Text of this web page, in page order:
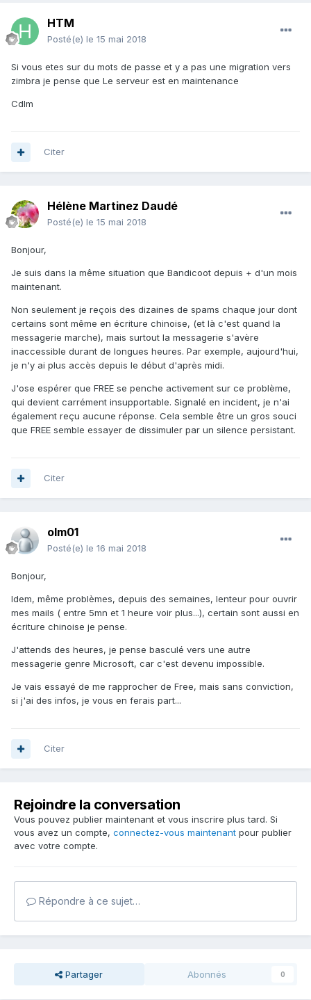
HTM
Posté(e) le 15 mai 2018
Si vous etes sur du mots de passe et y a pas une migration vers
zimbra je pense que Le serveur est en maintenance
Cdlm
Citer
Hélène Martinez Daudé
Posté(e) le 15 mai 2018
Bonjour,
Je suis dans la même situation que Bandicoot depuis + d'un mois
maintenant.
Non seulement je reçois des dizaines de spams chaque jour dont
certains sont même en écriture chinoise, (et là c'est quand la
messagerie marche), mais surtout la messagerie s'avère
inaccessible durant de longues heures. Par exemple, aujourd'hui,
je n'y ai plus accès depuis le début d'après midi.
J'ose espérer que FREE se penche activement sur ce problème,
qui devient carrément insupportable. Signalé en incident, je n'ai
également reçu aucune réponse. Cela semble être un gros souci
que FREE semble essayer de dissimuler par un silence persistant.
Citer
olm01
Posté(e) le 16 mai 2018
Bonjour,
Idem, même problèmes, depuis des semaines, lenteur pour ouvrir
mes mails ( entre 5mn et 1 heure voir plus...), certain sont aussi en
écriture chinoise je pense.
J'attends des heures, je pense basculé vers une autre
messagerie genre Microsoft, car c'est devenu impossible.
Je vais essayé de me rapprocher de Free, mais sans conviction,
si j'ai des infos, je vous en ferais part...
Citer
Rejoindre la conversation
Vous pouvez publier maintenant et vous inscrire plus tard. Si
vous avez un compte, connectez-vous maintenant pour publier
avec votre compte.
Répondre à ce sujet…
Partager Abonnés 0